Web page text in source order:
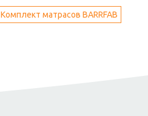
Комплект матрасов BARRFAB